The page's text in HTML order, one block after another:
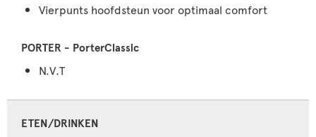
Vierpunts hoofdsteun voor optimaal comfort
N.V.T
ETEN/DRINKEN